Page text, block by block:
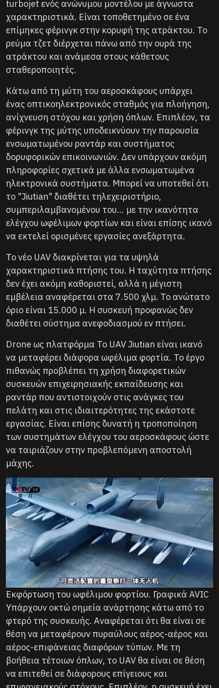
turbojet ενός ανώνυμου μοντέλου με άγνωστα
χαρακτηριστικά. Είναι τοποθετημένο σε ένα
επίμηκες φέρινγκ στην κορυφή της ατράκτου. Το
ρεύμα τζετ διέρχεται πάνω από την ουρά της
ατράκτου και ανάμεσα στους κάθετους
σταθεροποιητές.
Κάτω από τη μύτη του αεροσκάφους υπάρχει
ένας οπτικοηλεκτρονικός σταθμός για πλοήγηση,
ανίχνευση στόχου και χρήση όπλων. Επιπλέον, τα
φέρινγκ της μύτης υποδεικνύουν την παρουσία
ενσωματωμένου ραντάρ και συστήματος
δορυφορικών επικοινωνιών. Δεν υπάρχουν ακόμη
πληροφορίες σχετικά με άλλα ενσωματωμένα
ηλεκτρονικά συστήματα. Μπορεί να υποτεθεί ότι
το "Jiutian" διαθέτει τηλεχειριστήριο,
συμπεριλαμβανομένου του... με την ικανότητα
ελέγχου ωφέλιμων φορτίων και είναι επίσης ικανό
να εκτελεί ορισμένες εργασίες ανεξάρτητα.
Το νέο UAV διακρίνεται για τα υψηλά
χαρακτηριστικά πτήσης του. Η ταχύτητα πτήσης
δεν έχει ακόμη καθοριστεί, αλλά η μέγιστη
εμβέλεια αναφέρεται στα 7.500 χλμ. Το ανώτατο
όριο είναι 15.000 μ. Η συσκευή προφανώς δεν
διαθέτει σύστημα ανεφοδιασμού εν πτήσει.
Drone ως πλατφόρμα Το UAV Jiutian είναι ικανό
να μεταφέρει διάφορα ωφέλιμα φορτία. Το έργο
πιθανώς προβλέπει τη χρήση διαφορετικών
συσκευών επιχειρησιακής εκπαίδευσης και
ραντάρ που αντιστοιχούν στις ανάγκες του
πελάτη και στις ιδιαιτερότητες της εκάστοτε
εργασίας. Είναι επίσης δυνατή η τροποποίηση
των συστημάτων ελέγχου του αεροσκάφους ώστε
να ταιριάζουν στην προβλεπόμενη αποστολή
μάχης.
Εκφόρτωση του ωφέλιμου φορτίου. Γραφικά AVIC
Υπάρχουν οκτώ σημεία ανάρτησης κάτω από το
φτερό της συσκευής. Αναφέρεται ότι θα είναι σε
θέση να μεταφέρουν πυραύλους αέρος-αέρος και
αέρος-επιφάνειας διαφόρων τύπων. Με τη
βοήθεια τέτοιων όπλων, το UAV θα είναι σε θέση
να επιτεθεί σε διάφορους επίγειους και